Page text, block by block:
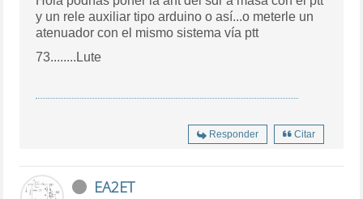
y un rele auxiliar tipo arduino o así...o meterle un
atenuador con el mismo sistema vía ptt
73........Lute
Responder Citar
EA2ET